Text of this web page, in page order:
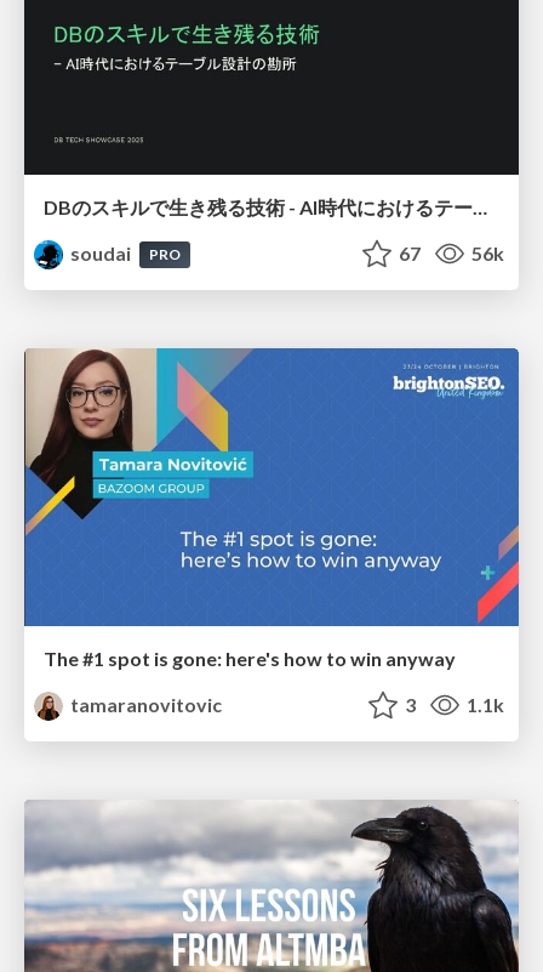
DBのスキルで生き残る技術 - AI時代におけるテーブル設計の勘所
soudai
PRO 67 56k
The #1 spot is gone: here's how to win anyway
tamaranovitovic
3 1.1k